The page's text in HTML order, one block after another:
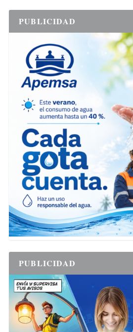
PUBLICIDAD
PUBLICIDAD